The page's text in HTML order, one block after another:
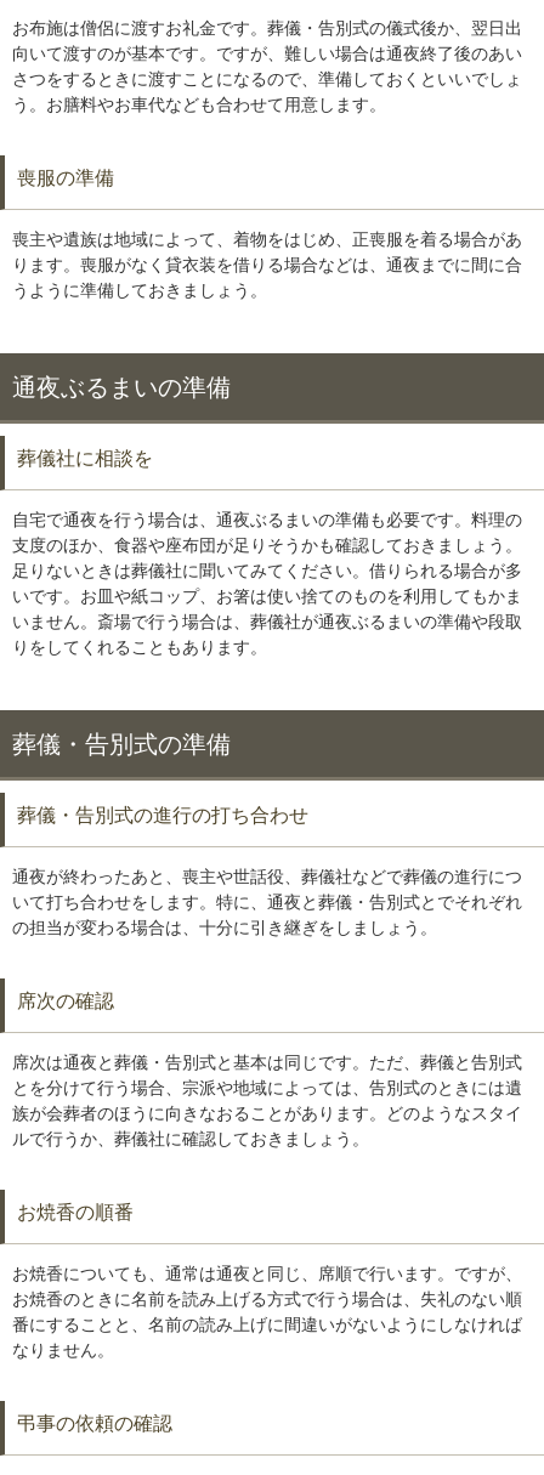
お布施は僧侶に渡すお礼金です。葬儀・告別式の儀式後か、翌日出
向いて渡すのが基本です。ですが、難しい場合は通夜終了後のあい
さつをするときに渡すことになるので、準備しておくといいでしょ
う。お膳料やお車代なども合わせて用意します。
喪服の準備
喪主や遺族は地域によって、着物をはじめ、正喪服を着る場合があ
ります。喪服がなく貸衣装を借りる場合などは、通夜までに間に合
うように準備しておきましょう。
通夜ぶるまいの準備
葬儀社に相談を
自宅で通夜を行う場合は、通夜ぶるまいの準備も必要です。料理の
支度のほか、食器や座布団が足りそうかも確認しておきましょう。
足りないときは葬儀社に聞いてみてください。借りられる場合が多
いです。お皿や紙コップ、お箸は使い捨てのものを利用してもかま
いません。斎場で行う場合は、葬儀社が通夜ぶるまいの準備や段取
りをしてくれることもあります。
葬儀・告別式の準備
葬儀・告別式の進行の打ち合わせ
通夜が終わったあと、喪主や世話役、葬儀社などで葬儀の進行につ
いて打ち合わせをします。特に、通夜と葬儀・告別式とでそれぞれ
の担当が変わる場合は、十分に引き継ぎをしましょう。
席次の確認
席次は通夜と葬儀・告別式と基本は同じです。ただ、葬儀と告別式
とを分けて行う場合、宗派や地域によっては、告別式のときには遺
族が会葬者のほうに向きなおることがあります。どのようなスタイ
ルで行うか、葬儀社に確認しておきましょう。
お焼香の順番
お焼香についても、通常は通夜と同じ、席順で行います。ですが、
お焼香のときに名前を読み上げる方式で行う場合は、失礼のない順
番にすることと、名前の読み上げに間違いがないようにしなければ
なりません。
弔事の依頼の確認